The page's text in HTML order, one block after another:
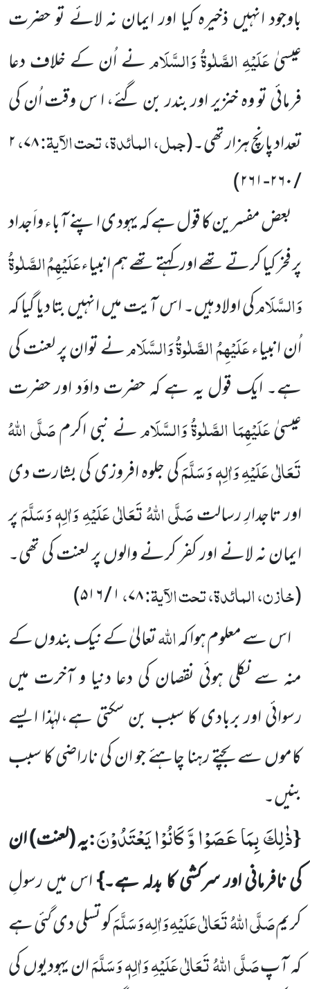
باوجود انہیں ذخیرہکیا اور ایمان نہ لائے تو حضرت
عیسیٰعَلَیْہِ الصَّلٰوۃُ وَالسَّلَامنے اُن کے خلاف دعا
فرمائی تو وہ خنزیر اور بندر بن گئے، ا س وقت اُن کی
تعداد پانچ ہزار تھی۔(جمل، المائدۃ، تحت الآیۃ:۷۸،۲
/ ۲۶۰-۲۶۱
)
بعض مفسرین کا قول ہے کہ یہود ی اپنے آباء واَجداد
پر فخر کیا کرتے تھے اور کہتے تھے ہم انبیاءعَلَیْہِمُ الصَّلٰوۃُ
وَالسَّلَامکی اولاد ہیں۔ اس آیت میں انہیں بتا دیا گیا کہ
اُن انبیاءعَلَیْہِمُ الصَّلٰوۃُ وَالسَّلَامنے توان پر لعنت کی
ہے۔ ایک قول یہ ہے کہ حضرت داؤد اور حضرت
عیسیٰعَلَیْہِمَا الصَّلٰوۃُ وَالسَّلَامنے نبی اکرمصَلَّی اللہُ
تَعَالٰی عَلَیْہِ وَاٰلِہٖ وَسَلَّمَکی جلوہ افروزی کی بشارت دی
اور تاجدارِ رسالتصَلَّی اللہُ تَعَالٰی عَلَیْہِ وَاٰلِہٖ وَسَلَّمَپر
ایمان نہ لانے اور کفر کرنے والوں پر لعنت کی تھی۔
(خازن، المائدۃ، تحت الآیۃ:۷۸،۱ / ۵۱۶
)
اس سے معلوم ہوا کہاللہتعالیٰ کے نیک بندوں کے
منہ سے نکلی ہوئی نقصان کی دعا دنیا و آخرت میں
رسوائیاور بربادی کا سبب بن سکتی ہے،لہٰذا ایسے
کاموں سے بچتے رہنا چاہئے جو ان کی ناراضی کا سبب
بنیں۔
{ذٰلِكَ بِمَا عَصَوْا وَّ كَانُوْا یَعْتَدُوْنَ:یہ(لعنت)ان
کی نافرمانی اور سرکشی کابدلہ ہے۔}اس میں رسولِ
کریمصَلَّی اللہُ تَعَالٰی عَلَیْہِ وَاٰلِہ وَسَلَّمَکو تسلی دی گئی ہے
کہ آپصَلَّی اللہُ تَعَالٰی عَلَیْہِ وَاٰلِہٖ وَسَلَّمَان یہودیوں کی